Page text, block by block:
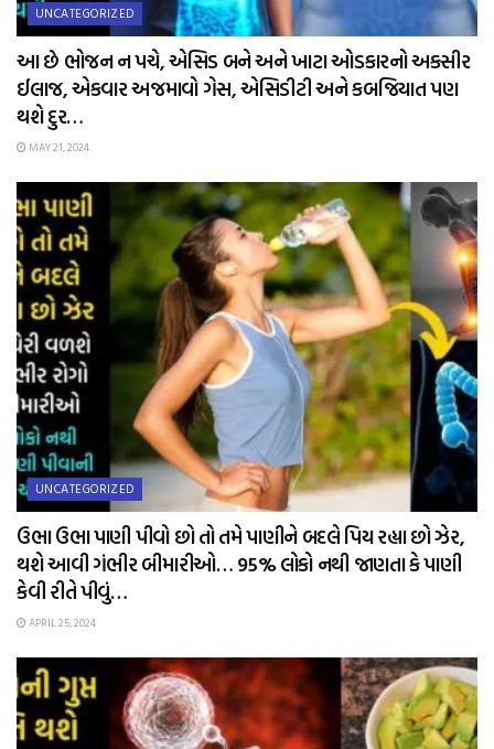
UNCATEGORIZED
આ છે ભોજન ન પચે, એસિડ બને અને ખાટા ઓડકારનો અકસીર
ઈલાજ, એકવાર અજમાવો ગેસ, એસિડીટી અને કબજિયાત પણ
થશે દુર…
MAY 21, 2024
UNCATEGORIZED
ઉભા ઉભા પાણી પીવો છો તો તમે પાણીને બદલે પિય રહ્યા છો ઝેર,
થશે આવી ગંભીર બીમારીઓ… 95% લોકો નથી જાણતા કે પાણી
કેવી રીતે પીવું…
APRIL 25, 2024